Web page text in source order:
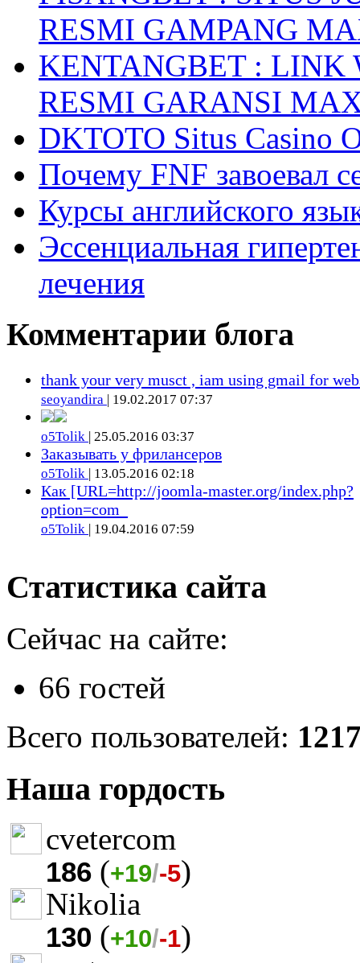
RESMI GAMPANG
KENTANGBET : LINK
RESMI GARANSI
DKTOTO Situs Casino
Почему FNF завоевал
Курсы английского
Эссенциальная
лечения
Комментарии блога
thank your very musct , iam using gmail for
seoyandira | 19.02.2017 07:37
o5Tolik | 25.05.2016 03:37
Заказывать у фрилансеров
o5Tolik | 13.05.2016 02:18
Как [URL=http://joomla-master.org/index.php?
option=com_
o5Tolik | 19.04.2016 07:59
Статистика сайта
Сейчас на сайте:
66 гостей
Всего пользователей:
Наша гордость
cvetercom
186 (+19/-5)
Nikolia
130 (+10/-1)